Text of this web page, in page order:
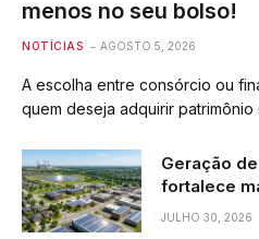
menos no seu bolso!
NOTÍCIAS AGOSTO 5, 2026
A escolha entre consórcio ou
quem deseja adquirir patrimônio
Geração
fortalece
JULHO 30, 2026